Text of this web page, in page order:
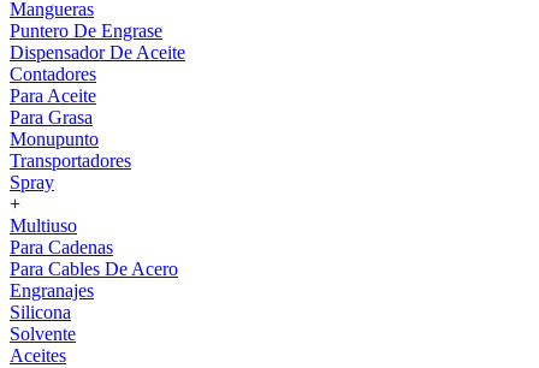
Mangueras
Puntero De Engrase
Dispensador De Aceite
Contadores
Para Aceite
Para Grasa
Monupunto
Transportadores
Spray
+
Multiuso
Para Cadenas
Para Cables De Acero
Engranajes
Silicona
Solvente
Aceites